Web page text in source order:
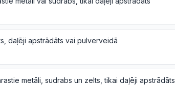
daļēji apstrādāts vai pulverveidā
metāli, sudrabs un zelts, tikai daļēji apstrādāts